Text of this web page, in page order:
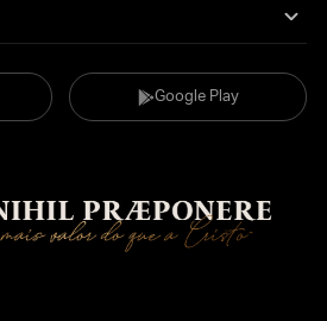
Google Play